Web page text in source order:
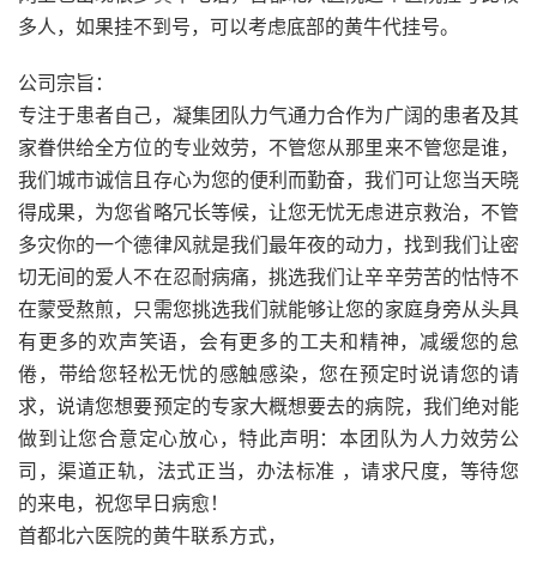
多人，如果挂不到号，可以考虑底部的黄牛代挂号。
公司宗旨：
专注于患者自己，凝集团队力气通力合作为广阔的患者及其
家眷供给全方位的专业效劳，不管您从那里来不管您是谁，
我们城市诚信且存心为您的便利而勤奋，我们可让您当天晓
得成果，为您省略冗长等候，让您无忧无虑进京救治，不管
多灾你的一个德律风就是我们最年夜的动力，找到我们让密
切无间的爱人不在忍耐病痛，挑选我们让辛辛劳苦的怙恃不
在蒙受熬煎，只需您挑选我们就能够让您的家庭身旁从头具
有更多的欢声笑语，会有更多的工夫和精神，减缓您的怠
倦，带给您轻松无忧的感触感染，您在预定时说请您的请
求，说请您想要预定的专家大概想要去的病院，我们绝对能
做到让您合意定心放心，特此声明：本团队为人力效劳公
司，渠道正轨，法式正当，办法标准 ，请求尺度，等待您
的来电，祝您早日病愈！
首都北六医院的黄牛联系方式，